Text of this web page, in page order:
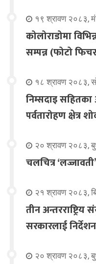
१९ श्रावण २०८३,
कोलोराडोमा
सम्पन्न (फोटो
१८ श्रावण २०८३,
निम्सदाइ
पर्वतारोहण क्षेत्र
२० श्रावण २०८३,
चलचित्र
२१ श्रावण २०८३,
तीन अन्तरराष्ट्रिय
सरकारलाई निर्देशन
२० श्रावण २०८३,